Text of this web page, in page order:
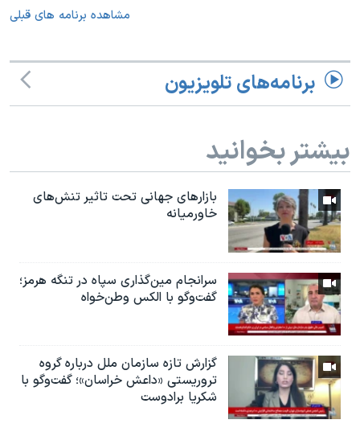
مشاهده برنامه های قبلی
برنامه‌های تلویزیون
بیشتر بخوانید
بازارهای جهانی تحت تاثیر تنش‌های
خاورمیانه
سرانجام مین‌گذاری‌ سپاه در تنگه هرمز؛
گفت‌وگو با الکس وطن‌خواه
گزارش تازه سازمان ملل درباره گروه
تروریستی «داعش خراسان»؛ گفت‌وگو با
شکریا برادوست